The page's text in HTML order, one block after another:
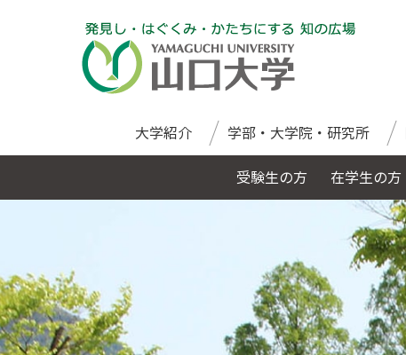
大学紹介 学部・大学院・研究所
受験生の方 在学生の方